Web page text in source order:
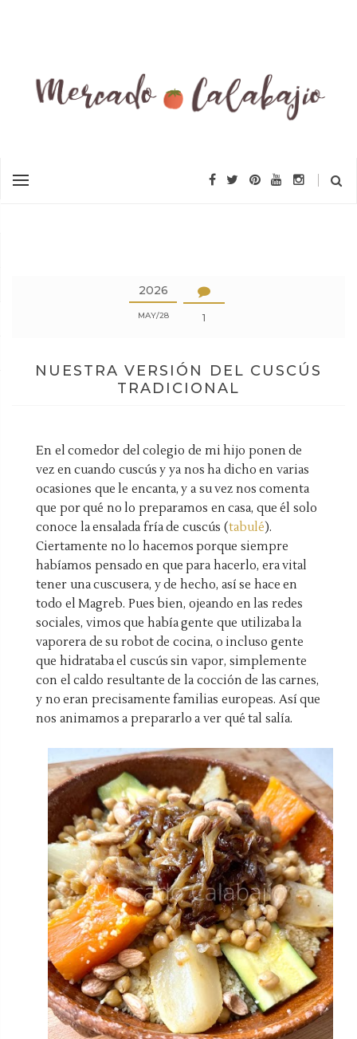
2026
MAY 28 1
NUESTRA VERSIÓN DEL CUSCÚS
TRADICIONAL
En el comedor del colegio de mi hijo ponen de
vez en cuando cuscús y ya nos ha dicho en varias
ocasiones que le encanta, y a su vez nos comenta
que por qué no lo preparamos en casa, que él solo
conoce la ensalada fría de cuscús (tabulé).
Ciertamente no lo hacemos porque siempre
habíamos pensado en que para hacerlo, era vital
tener una cuscusera, y de hecho, así se hace en
todo el Magreb. Pues bien, ojeando en las redes
sociales, vimos que había gente que utilizaba la
vaporera de su robot de cocina, o incluso gente
que hidrataba el cuscús sin vapor, simplemente
con el caldo resultante de la cocción de las carnes,
y no eran precisamente familias europeas. Así que
nos animamos a prepararlo a ver qué tal salía.